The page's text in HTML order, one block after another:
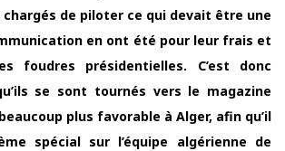
chargés de piloter ce qui devait être une
en ont été pour leur frais et
foudres présidentielles. C’est donc
se sont tournés vers le magazine
plus favorable à Alger, afin qu’il
spécial sur l’équipe algérienne de